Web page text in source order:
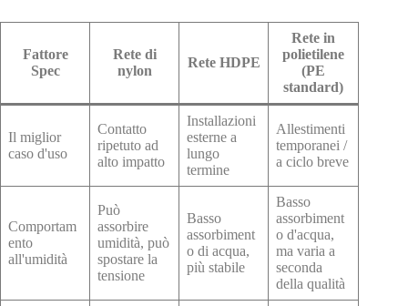
Fattore
Spec
Rete di
nylon
Rete HDPE
Rete in
polietilene
(PE
standard)
Il miglior
caso d'uso
Contatto
ripetuto ad
alto impatto
Installazioni
esterne a
lungo
termine
Allestimenti
temporanei /
a ciclo breve
Comportam
ento
all'umidità
Può
assorbire
umidità, può
spostare la
tensione
Basso
assorbiment
o di acqua,
più stabile
Basso
assorbiment
o d'acqua,
ma varia a
seconda
della qualità